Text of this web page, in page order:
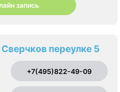
запись
переулке 5
+7(495)822-49-09